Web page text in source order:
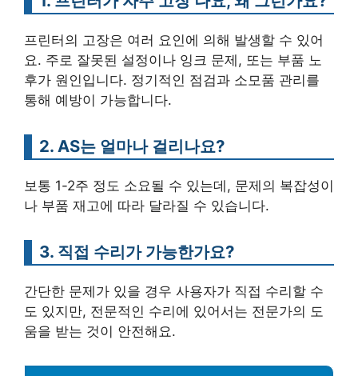
프린터의 고장은 여러 요인에 의해 발생할 수 있어
요. 주로 잘못된 설정이나 잉크 문제, 또는 부품 노
후가 원인입니다. 정기적인 점검과 소모품 관리를
통해 예방이 가능합니다.
2. AS는 얼마나 걸리나요?
보통 1-2주 정도 소요될 수 있는데, 문제의 복잡성이
나 부품 재고에 따라 달라질 수 있습니다.
3. 직접 수리가 가능한가요?
간단한 문제가 있을 경우 사용자가 직접 수리할 수
도 있지만, 전문적인 수리에 있어서는 전문가의 도
움을 받는 것이 안전해요.